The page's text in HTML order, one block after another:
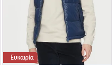
Ευκαιρία